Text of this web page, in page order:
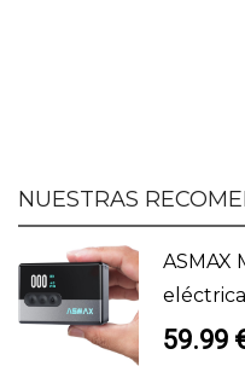
NUESTRAS
ASMAX
eléctrica
59.99